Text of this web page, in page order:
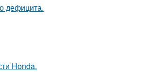
дефицита.
Honda.